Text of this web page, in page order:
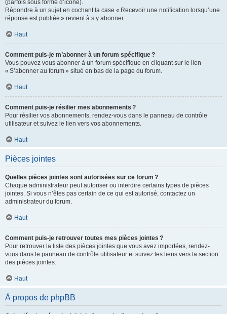
(parfois sous forme d’icône).
Répondre à un sujet en cochant la case « Recevoir une notification lorsqu’une
réponse est publiée » revient à s’y abonner.
Haut
Comment puis-je m’abonner à un forum spécifique ?
Vous pouvez vous abonner à un forum spécifique en cliquant sur le lien
« S’abonner au forum » situé en bas de la page du forum.
Haut
Comment puis-je résilier mes abonnements ?
Pour résilier vos abonnements, rendez-vous dans le panneau de contrôle
utilisateur et suivez le lien vers vos abonnements.
Haut
Pièces jointes
Quelles pièces jointes sont autorisées sur ce forum ?
Chaque administrateur peut autoriser ou interdire certains types de pièces
jointes. Si vous n’êtes pas certain de ce qui est autorisé, contactez un
administrateur du forum.
Haut
Comment puis-je retrouver toutes mes pièces jointes ?
Pour retrouver la liste des pièces jointes que vous avez importées, rendez-
vous dans le panneau de contrôle utilisateur et suivez les liens vers la section
des pièces jointes.
Haut
À propos de phpBB